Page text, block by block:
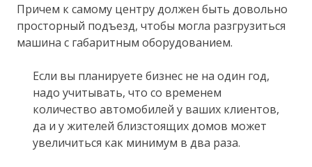
Причем к самому центру должен быть довольно
просторный подъезд, чтобы могла разгрузиться
машина с габаритным оборудованием.
Если вы планируете бизнес не на один год,
надо учитывать, что со временем
количество автомобилей у ваших клиентов,
да и у жителей близстоящих домов может
увеличиться как минимум в два раза.